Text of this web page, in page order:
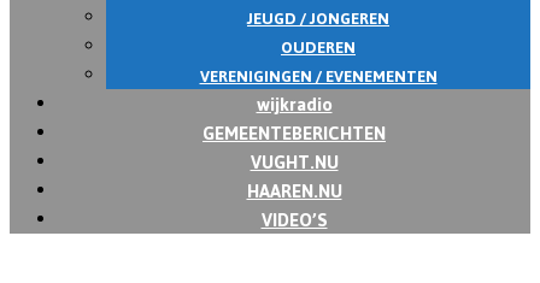
JEUGD / JONGEREN
OUDEREN
VERENIGINGEN / EVENEMENTEN
wijkradio
GEMEENTEBERICHTEN
VUGHT.NU
HAAREN.NU
VIDEO’S